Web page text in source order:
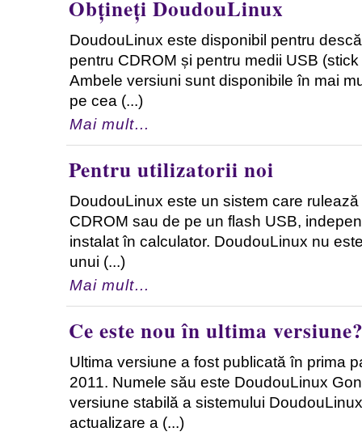
Obțineți DoudouLinux
DoudouLinux este disponibil pentru
pentru CDROM și pentru medii USB
Ambele versiuni sunt disponibile în mai
pe cea (...)
Mai mult…
Pentru utilizatorii noi
DoudouLinux este un sistem care
CDROM sau de pe un flash USB,
instalat în calculator. DoudouLinux nu
unui (...)
Mai mult…
Ce este nou în ultima
Ultima versiune a fost publicată în prima
2011. Numele său este DoudouLinux
versiune stabilă a sistemului
actualizare a (...)